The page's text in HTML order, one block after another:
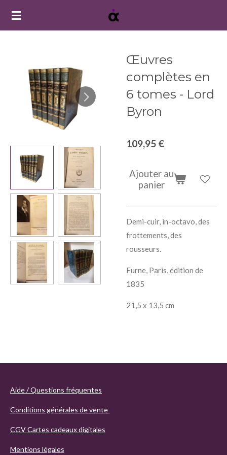
Passer
Œuvres
complètes en
6 tomes - Lord
Byron
109,95 €
Ajouter au
panier
Demi-cuir, in-octavo, des
frottements, des
rousseurs.
Furne, Paris, édition de
1835
21,5 x 13,5 cm
Aide / Questions fréquentes
Conditions générales de vente
CGV Cartes cadeaux digitales
Mentions légales